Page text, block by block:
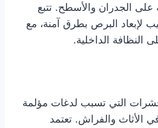
على الجدران والأسطح. تتبع
لإبعاد البرص بطرق آمنة، مع
النظافة الداخلية.
التي تسبب لدغات مؤلمة
الأثاث والفراش. تعتمد